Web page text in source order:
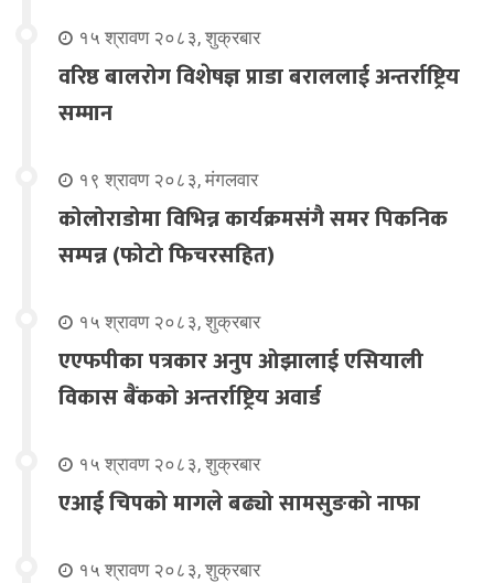
१५ श्रावण २०८३, शुक्रबार
वरिष्ठ बालरोग विशेषज्ञ प्राडा बराललाई अन्तर्राष्ट्रिय
सम्मान
१९ श्रावण २०८३, मंगलवार
कोलोराडोमा विभिन्न कार्यक्रमसंगै समर पिकनिक
सम्पन्न (फोटो फिचरसहित)
१५ श्रावण २०८३, शुक्रबार
एएफपीका पत्रकार अनुप ओझालाई एसियाली
विकास बैंकको अन्तर्राष्ट्रिय अवार्ड
१५ श्रावण २०८३, शुक्रबार
एआई चिपको मागले बढ्यो सामसुङको नाफा
१५ श्रावण २०८३, शुक्रबार